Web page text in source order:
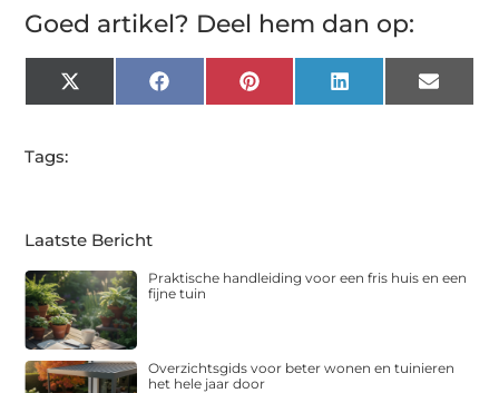
Goed artikel? Deel hem dan op:
X
(Twitter)
FacebookPinterest LinkedIn Email
Tags:
Laatste Bericht
Praktische handleiding voor een fris huis en een
fijne tuin
Overzichtsgids voor beter wonen en tuinieren
het hele jaar door